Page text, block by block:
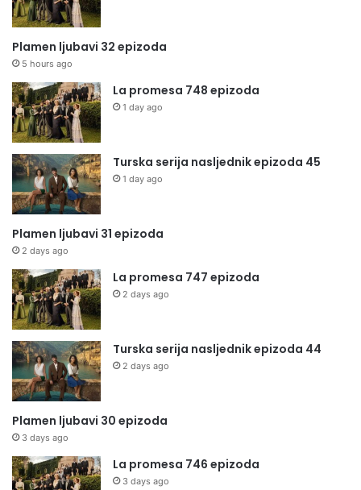
Plamen ljubavi 32 epizoda
5 hours ago
La promesa 748 epizoda
1 day ago
Turska serija nasljednik epizoda 45
1 day ago
Plamen ljubavi 31 epizoda
2 days ago
La promesa 747 epizoda
2 days ago
Turska serija nasljednik epizoda 44
2 days ago
Plamen ljubavi 30 epizoda
3 days ago
La promesa 746 epizoda
3 days ago